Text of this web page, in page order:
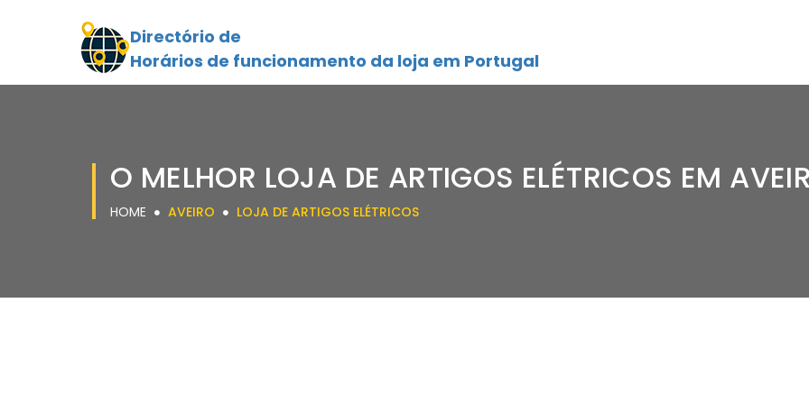
Directório de
Horários de funcionamento da loja em Portugal
O MELHOR LOJA DE ARTIGOS ELÉTRICOS EM
HOME AVEIRO LOJA DE ARTIGOS ELÉTRICOS